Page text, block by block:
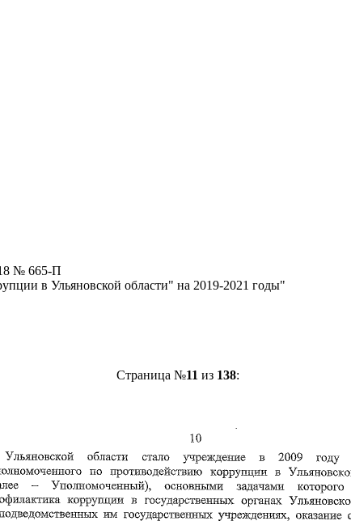
№ 665-П
в Ульяновской области" на 2019-2021 годы"
Страница №11 из 138: